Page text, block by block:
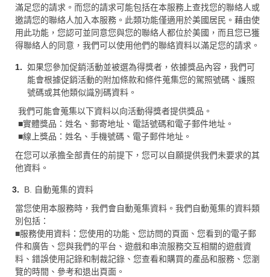
滿足您的請求。而您的請求可能包括在本服務上查找您的聯絡人或
邀請您的聯絡人加入本服務。此類功能僅適用於美國居民。藉由使
用此功能，您認可並同意您與您的聯絡人都位於美國，而且您已獲
得聯絡人的同意，我們可以使用他們的聯絡資料以滿足您的請求。
如果您參加促銷活動並被選為得獎者，依據獎品內容，我們可
能會根據促銷活動的附加條款和條件蒐集您的駕照號碼、護照
號碼或其他類似識別碼資料。
我們可能會蒐集以下資料以向活動得獎者提供獎品。
■實體獎品：姓名、郵寄地址、電話號碼和電子郵件地址。
■線上獎品：姓名、手機號碼、電子郵件地址。
在您可以承擔全部責任的前提下，您可以自願提供我們未要求的其
他資料。
B. 自動蒐集的資料
當您使用本服務時，我們會自動蒐集資料。我們自動蒐集的資料類
別包括：
■服務使用資料：您使用的功能、您訪問的頁面、您看到的電子郵
件和廣告、您與我們的平台、遊戲和串流服務交互相關的遊戲資
料、錯誤使用記錄和制裁記錄、您查看和購買的產品和服務、您瀏
覽的時間、參考和退出頁面。